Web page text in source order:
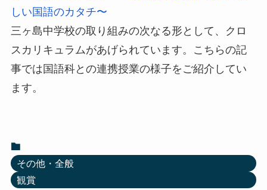
しい国語のカタチ〜
三ヶ島中学校の取り組みの次なる形として、クロ
スカリキュラムがあげられています。こちらの記
事では国語科との連携授業の様子をご紹介してい
ます。
その他・全般
観賞